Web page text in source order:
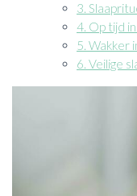
3.
4. Op tijd
5. Wakker
6. Veilige